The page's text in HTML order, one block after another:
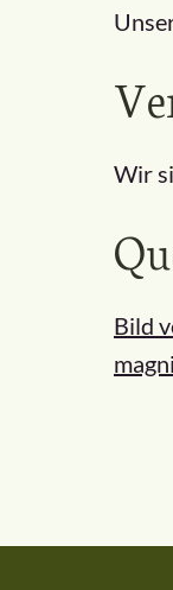
Wir
Bild